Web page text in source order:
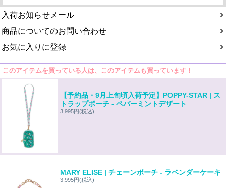
入荷お知らせメール
商品についてのお問い合わせ
お気に入りに登録
このアイテムを買っている人は、このアイテムも買っています！
【予約品・9月上旬頃入荷予定】POPPY-STAR | ス
トラップポーチ - ペパーミントデザート
3,995円(税込)
MARY ELISE | チェーンポーチ - ラベンダーケーキ
3,995円(税込)